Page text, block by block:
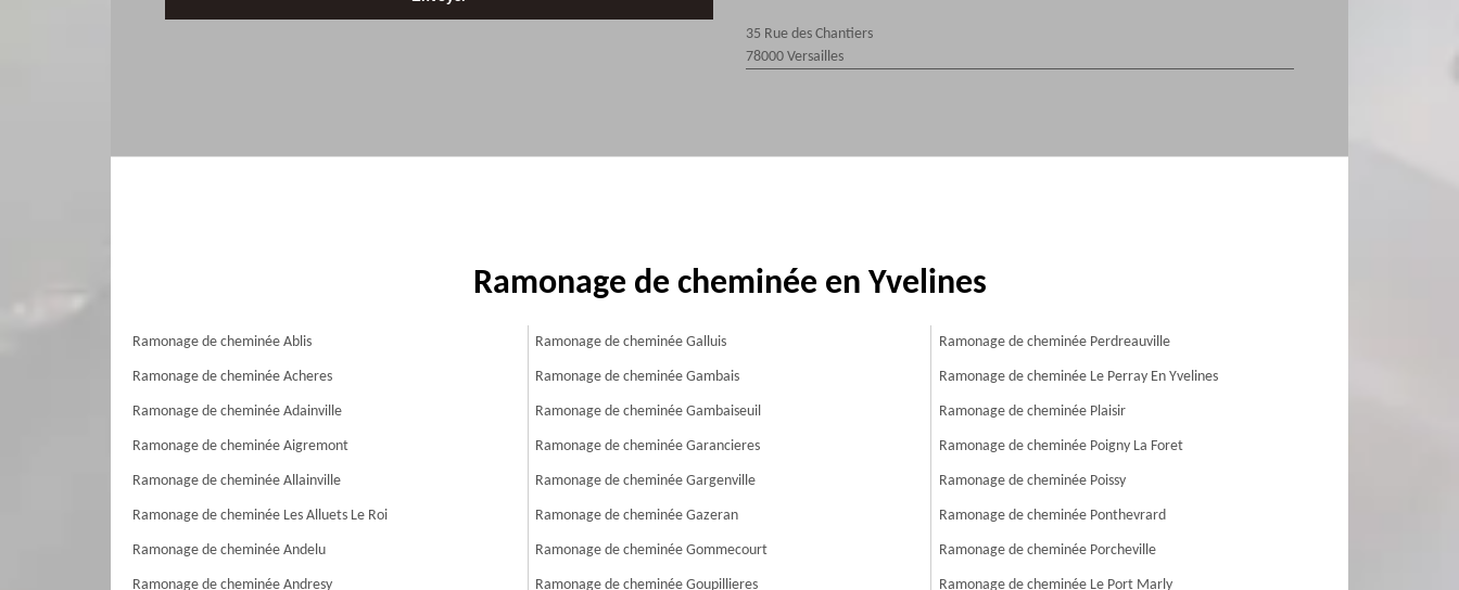
35 Rue des Chantiers
78000 Versailles
Ramonage de cheminée en Yvelines
Ramonage de cheminée Ablis
Ramonage de cheminée Acheres
Ramonage de cheminée Adainville
Ramonage de cheminée Aigremont
Ramonage de cheminée Allainville
Ramonage de cheminée Les Alluets Le Roi
Ramonage de cheminée Andelu
Ramonage de cheminée Andresy
Ramonage de cheminée Galluis
Ramonage de cheminée Gambais
Ramonage de cheminée Gambaiseuil
Ramonage de cheminée Garancieres
Ramonage de cheminée Gargenville
Ramonage de cheminée Gazeran
Ramonage de cheminée Gommecourt
Ramonage de cheminée Goupillieres
Ramonage de cheminée Perdreauville
Ramonage de cheminée Le Perray En Yvelines
Ramonage de cheminée Plaisir
Ramonage de cheminée Poigny La Foret
Ramonage de cheminée Poissy
Ramonage de cheminée Ponthevrard
Ramonage de cheminée Porcheville
Ramonage de cheminée Le Port Marly